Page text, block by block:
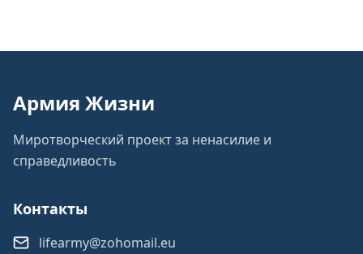
Армия Жизни
Миротворческий проект за ненасилие и
справедливость
Контакты
lifearmy@zohomail.eu